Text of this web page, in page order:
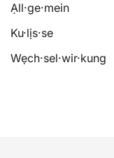
Ạll·ge·mein
Ku·lịs·se
Wẹch·sel·wir·kung